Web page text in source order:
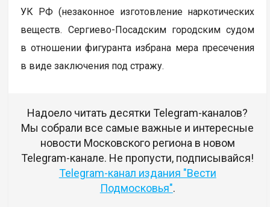
УК РФ (незаконное изготовление наркотических
веществ. Сергиево-Посадским городским судом
в отношении фигуранта избрана мера пресечения
в виде заключения под стражу.
Надоело читать десятки Telegram-каналов?
Мы собрали все самые важные и интересные
новости Московского региона в новом
Telegram-канале. Не пропусти, подписывайся!
Telegram-канал издания "Вести
Подмосковья".